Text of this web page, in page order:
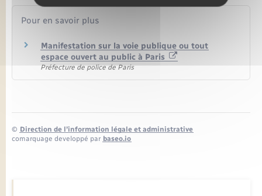
Pour en savoir plus
Manifestation sur la voie publique ou tout
espace ouvert au public à Paris
Préfecture de police de Paris
© Direction de l’information légale et administrative
comarquage developpé par baseo.io